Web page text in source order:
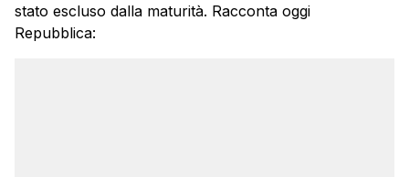
stato escluso dalla maturità. Racconta oggi
Repubblica: